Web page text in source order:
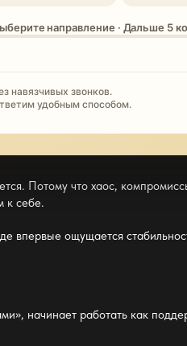
Выберите направление · Дальше 5
навязчивых звонков.
удобным способом.
Потому что хаос,
к себе.
впервые ощущается
начинает работать как